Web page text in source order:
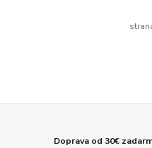
Doprava od 30€